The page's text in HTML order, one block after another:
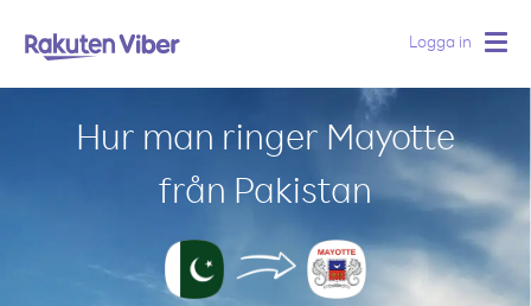
Logga in
Hur man ringer Mayotte
från Pakistan